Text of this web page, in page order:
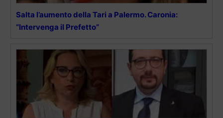
Salta l’aumento della Tari a Palermo. Caronia:
“Intervenga il Prefetto”